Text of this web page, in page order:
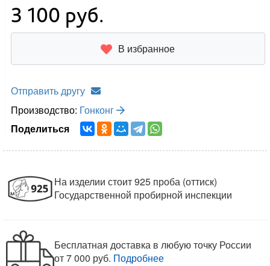
3 100 руб.
В избранное
Отправить другу
Производство: Гонконг
Поделиться
На изделии стоит 925 проба (оттиск)
Государственной пробирной инспекции
Бесплатная доставка в любую точку России
от 7 000 руб. Подробнее